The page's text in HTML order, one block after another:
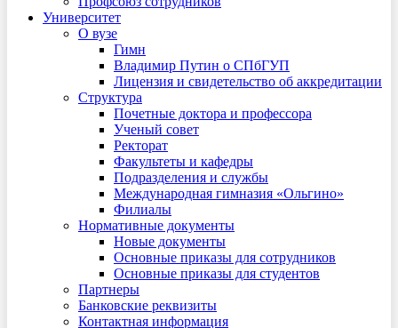
Университет
О вузе
Гимн
Владимир Путин о СПбГУП
Лицензия и свидетельство об аккредитации
Структура
Почетные доктора и профессора
Ученый совет
Ректорат
Факультеты и кафедры
Подразделения и службы
Международная гимназия «Ольгино»
Филиалы
Нормативные документы
Новые документы
Основные приказы для сотрудников
Основные приказы для студентов
Партнеры
Банковские реквизиты
Контактная информация